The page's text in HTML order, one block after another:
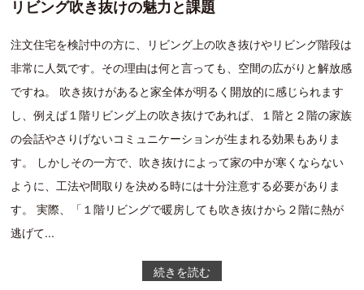
リビング吹き抜けの魅力と課題
注文住宅を検討中の方に、リビング上の吹き抜けやリビング階段は
非常に人気です。その理由は何と言っても、空間の広がりと解放感
ですね。 吹き抜けがあると家全体が明るく開放的に感じられます
し、例えば１階リビング上の吹き抜けであれば、１階と２階の家族
の会話やさりげないコミュニケーションが生まれる効果もありま
す。 しかしその一方で、吹き抜けによって家の中が寒くならない
ように、工法や間取りを決める時には十分注意する必要がありま
す。 実際、「１階リビングで暖房しても吹き抜けから２階に熱が
逃げて...
続きを読む